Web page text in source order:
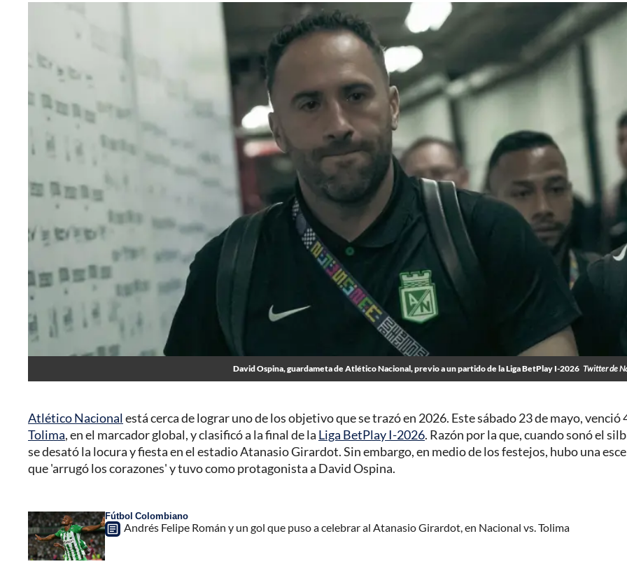
David Ospina, guardameta de Atlético Nacional, previo a un partido de la Liga BetPlay I-2026 Twitter de
Atlético Nacionalestá cerca de lograr uno de los objetivo que se trazó en 2026. Este sábado 23 de mayo, venció
Tolima, en el marcador global, y clasificó a la final de la Liga BetPlay I-2026. Razón por la que, cuando sonó el
se desató la locura y fiesta en el estadio Atanasio Girardot. Sin embargo, en medio de los festejos, hubo una
que 'arrugó los corazones' y tuvo como protagonista a David Ospina.
Fútbol Colombiano
Andrés Felipe Román y un gol que puso a celebrar al Atanasio Girardot, en Nacional vs. Tolima